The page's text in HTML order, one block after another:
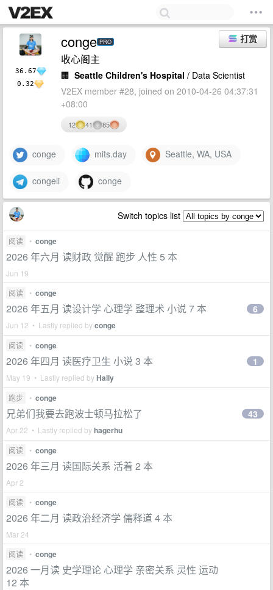
36.67
0.32
打赏
conge PRO
收心阁主
🏢 Seattle Children's Hospital / Data Scientist
V2EX member #28, joined on 2010-04-26 04:37:31
+08:00
12 41 85
conge mits.day Seattle, WA, USA
congeli conge
Switch topics list
阅读 • conge
2026 年六月 读财政 觉醒 跑步 人性 5 本
Jun 19
阅读
• conge
2026 年五月 读设计学 心理学 整理术 小说 7 本
Jun 12 • Lastly replied byconge
6
阅读 • conge
2026 年四月 读医疗卫生 小说 3 本
May 19 • Lastly replied byHally
1
跑步 • conge
兄弟们我要去跑波士顿马拉松了
Apr 22 • Lastly replied byhagerhu
43
阅读 • conge
2026 年三月 读国际关系 活着 2 本
Apr 2
阅读
• conge
2026 年二月 读政治经济学 儒释道 4 本
Mar 24
阅读
• conge
2026 一月读 史学理论 心理学 亲密关系 灵性 运动
12 本